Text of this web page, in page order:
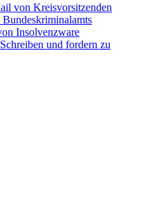
von Kreisvorsitzenden
Insolvenzware
und fordern zu